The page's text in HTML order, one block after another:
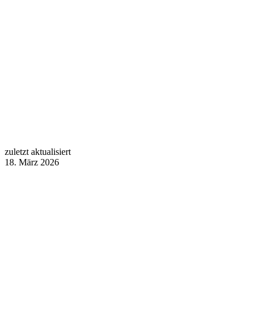
zuletzt aktualisiert
18. März 2026